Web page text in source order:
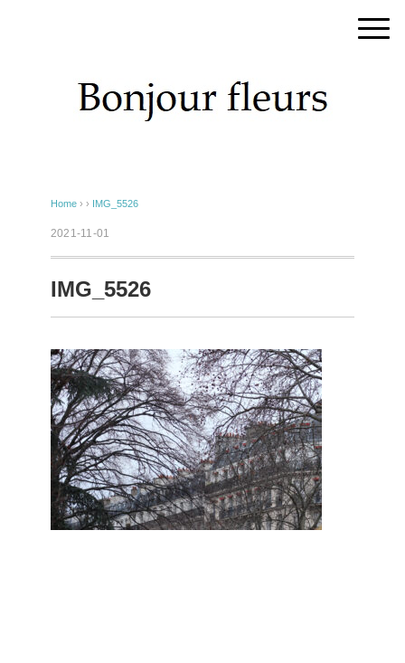
Home › › IMG_5526
2021-11-01
IMG_5526